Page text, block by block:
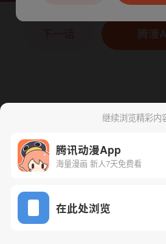
腾漫
继续浏览精彩内
腾讯动漫App
海量漫画 新人7天免费看
在此处浏览